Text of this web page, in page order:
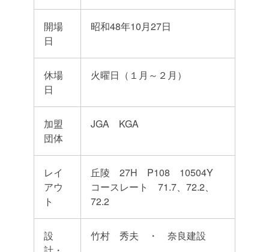
開場
日
昭和48年10月27日
休場
日
火曜日（１月～２月）
加盟
団体
JGA KGA
レイ
アウ
ト
丘陵 27H P108 10504Y
コースレート 71.7、72.2、
72.2
設
竹村 秀夫 ・ 奈良建設